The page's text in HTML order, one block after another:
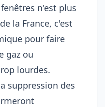
n'est plus
la France, c'est
pour faire
gaz ou
lourdes.
suppression des